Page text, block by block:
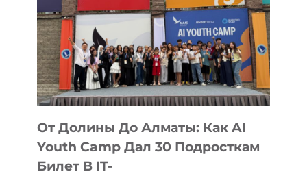
От Долины До Алматы: Как AI
Youth Camp Дал 30 Подросткам
Билет В IT-